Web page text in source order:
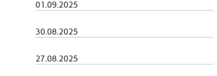
01.09.2025
30.08.2025
27.08.2025